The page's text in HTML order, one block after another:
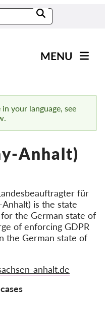
MENU
Tásaságonként
your rights!
bennnünket!
Adományok
your language, see
Anhalt)
für
is the state
the German state of
of enforcing GDPR
the German state of
anhalt.de